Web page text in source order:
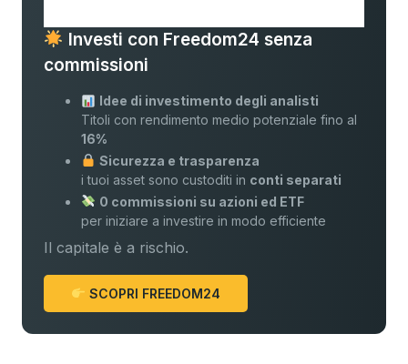
Investi con Freedom24 senza
commissioni
Idee di investimento degli analisti
Titoli con rendimento medio potenziale fino al
16%
Sicurezza e trasparenza
i tuoi asset sono custoditi in conti separati
0 commissioni su azioni ed ETF
per iniziare a investire in modo efficiente
Il capitale è a rischio.
SCOPRI FREEDOM24